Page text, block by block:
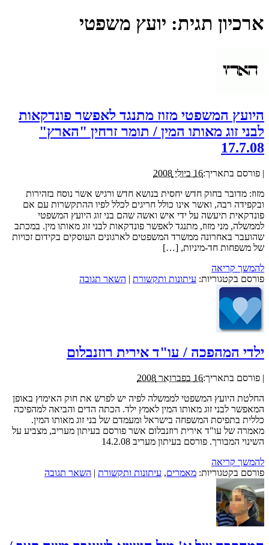
ארכיון תגית: יועץ משפטי
היועץ המשפטי מזוז מתנגד לאפשר פונדקאות
לבני זוג מאותו המין / תומר זרחין "הארץ"
17.7.08
| פורסם בתאריך:16 ביולי 2008
מזוז: מדובר בחוק חדש יחסית בנושא חדש ורגיש אשר נוסח בזהירות
ובקפידה רבה, ואשר אינו כולל חריגים לכלל לפיו ההתקשרות עם אם
פונדקאית תיעשה על ידי איש ואשה שהם בני זוג היועץ המשפטי
לממשלה, מני מזוז, מתנגד לאפשר פונדקאות לבני זוג מאותו מין. במכתב
שהועבר באחרונה ממשרד המשפטים לארגונים העוסקים בקידום זכויות
של משפחות חד-מיניות, […]
להמשך קריאה
פורסם בקטגוריות: עיתונות ותקשורת | השאר תגובה
ילדי המהפכה / עו"ד אירית רוזנבלום
| פורסם בתאריך:16 בפברואר 2008
החלטת היועץ המשפטי לממשלה לפיה יש לפרש את חוק האימוץ באופן
המאפשר לבני זוג מאותו המין לאמץ ילד. הכתה הדים והביאה למהפיכה
כללית בתפיסת המשפחה בישראל ומעמדם של בני זוג מאותו המין.
מאמרה של עו"ד אירית רוזנבלום אשר פורסם בעיתון מעריב, מצביע על
השינוי המבורך. פורסם בעיתון מעריב 14.2.08
להמשך קריאה
פורסם בקטגוריות: מאמרים, עיתונות ותקשורת | השאר תגובה